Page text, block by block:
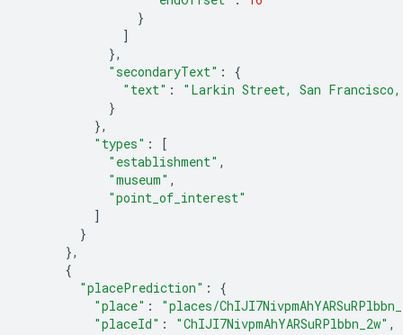
}
]
},
"secondaryText" :
{
"text" :
"Larkin Street, San Francisco,
}
},
"types" :
[
"establishment" ,
"museum" ,
"point_of_interest"
]
}
},
{
"placePrediction" :
{
"place" :
"places/
"placeId" : "ChIJI7NivpmAhYARSuRPlbbn_2w" ,